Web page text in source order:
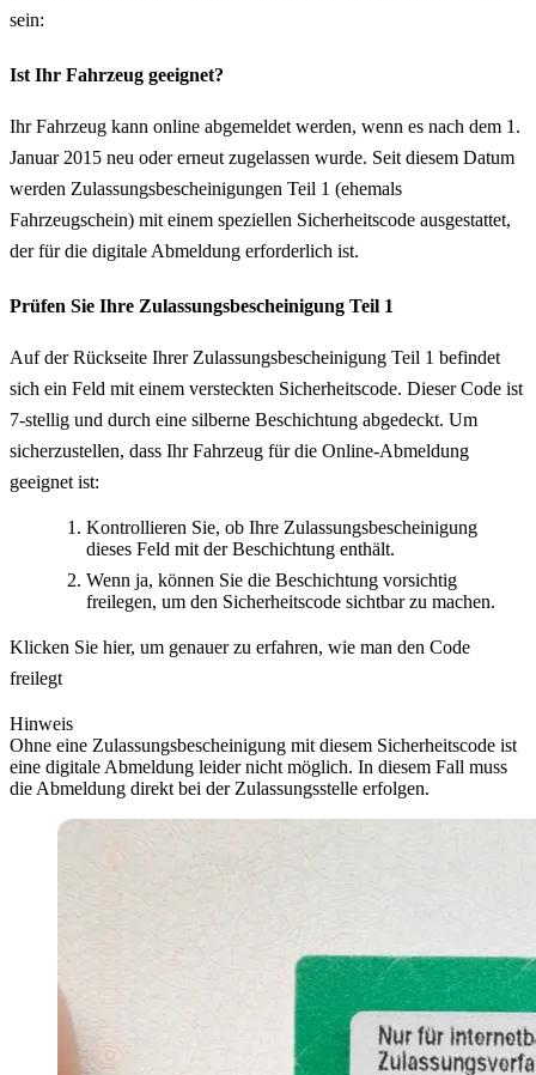
sein:
Ist Ihr Fahrzeug geeignet?
Ihr Fahrzeug kann online abgemeldet werden, wenn es nach dem 1.
Januar 2015 neu oder erneut zugelassen wurde. Seit diesem Datum
werden Zulassungsbescheinigungen Teil 1 (ehemals
Fahrzeugschein) mit einem speziellen Sicherheitscode ausgestattet,
der für die digitale Abmeldung erforderlich ist.
Prüfen Sie Ihre Zulassungsbescheinigung Teil 1
Auf der Rückseite Ihrer Zulassungsbescheinigung Teil 1 befindet
sich ein Feld mit einem versteckten Sicherheitscode. Dieser Code ist
7-stellig und durch eine silberne Beschichtung abgedeckt. Um
sicherzustellen, dass Ihr Fahrzeug für die Online-Abmeldung
geeignet ist:
Kontrollieren Sie, ob Ihre Zulassungsbescheinigung
dieses Feld mit der Beschichtung enthält.
Wenn ja, können Sie die Beschichtung vorsichtig
freilegen, um den Sicherheitscode sichtbar zu machen.
Klicken Sie hier, um genauer zu erfahren, wie man den Code
freilegt
Hinweis
Ohne eine Zulassungsbescheinigung mit diesem Sicherheitscode ist
eine digitale Abmeldung leider nicht möglich. In diesem Fall muss
die Abmeldung direkt bei der Zulassungsstelle erfolgen.